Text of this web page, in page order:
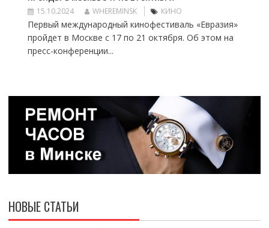
15.10.2024 WHEREMINSK КИНО
Первый международный кинофестиваль «Евразия»
пройдет в Москве с 17 по 21 октября. Об этом на
пресс-конференции...
НОВЫЕ СТАТЬИ